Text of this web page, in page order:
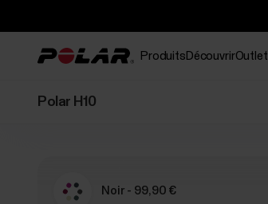
Produits DécouvrirOutlet
Polar H10
Noir - 99,90 €